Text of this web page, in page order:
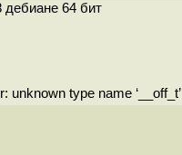
дебиане 64 бит
type name ‘__off_t’